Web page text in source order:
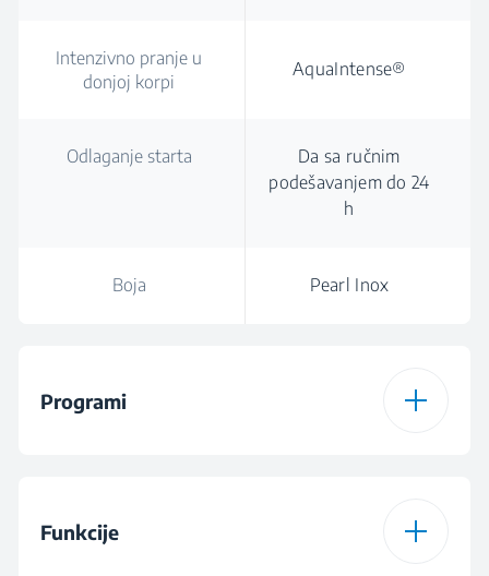
Intenzivno pranje u
donjoj korpi
AquaIntense®
Odlaganje starta
Da sa ručnim
podešavanjem do 24
h
Boja Pearl Inox
Programi
Funkcije